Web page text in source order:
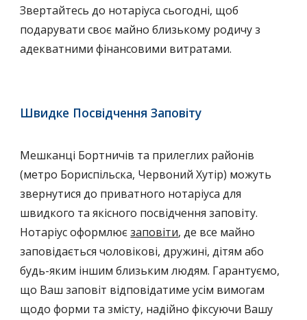
Звертайтесь до нотаріуса сьогодні, щоб
подарувати своє майно близькому родичу з
адекватними фінансовими витратами.
Швидке Посвідчення Заповіту
Мешканці Бортничів та прилеглих районів
(метро Бориспільска, Червоний Хутір) можуть
звернутися до приватного нотаріуса для
швидкого та якісного посвідчення заповіту.
Нотаріус оформлюєзаповіти, де все майно
заповідається чоловікові, дружині, дітям або
будь-яким іншим близьким людям. Гарантуємо,
що Ваш заповіт відповідатиме усім вимогам
щодо форми та змісту, надійно фіксуючи Вашу